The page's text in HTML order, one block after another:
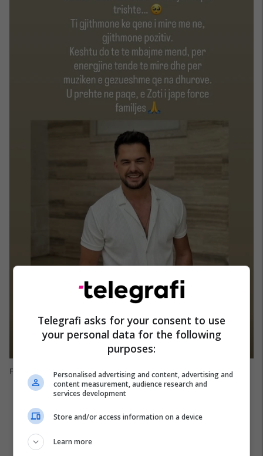
Foto: Instagram
Telegrafi asks for your consent to use
your personal data for the following
purposes:
Personalised advertising and content, advertising and
content measurement, audience research and
services development
Store and/or access information on a device
Learn more